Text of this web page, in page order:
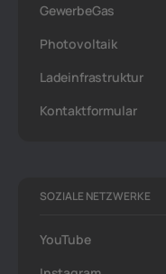
GewerbeGas
Photovoltaik
Ladeinfrastruktur
Kontaktformular
SOZIALE NETZWERKE
YouTube